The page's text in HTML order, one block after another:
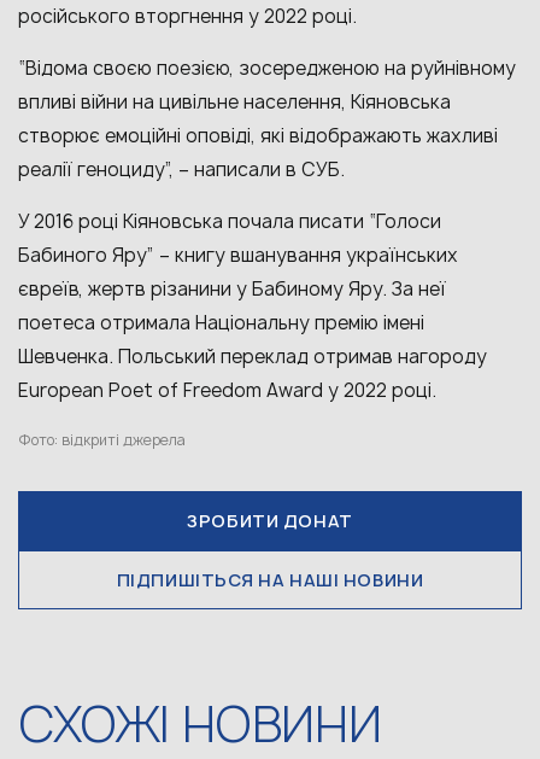
російського вторгнення у 2022 році.
“Відома своєю поезією, зосередженою на руйнівному
впливі війни на цивільне населення, Кіяновська
створює емоційні оповіді, які відображають жахливі
реалії геноциду”, – написали в СУБ.
У 2016 році Кіяновська почала писати “Голоси
Бабиного Яру” – книгу вшанування українських
євреїв, жертв різанини у Бабиному Яру. За неї
поетеса отримала Національну премію імені
Шевченка. Польський переклад отримав нагороду
European Poet of Freedom Award у 2022 році.
Фото: відкриті джерела
ЗРОБИТИ ДОНАТ
ПІДПИШІТЬСЯ НА НАШІ НОВИНИ
СХОЖІ НОВИНИ